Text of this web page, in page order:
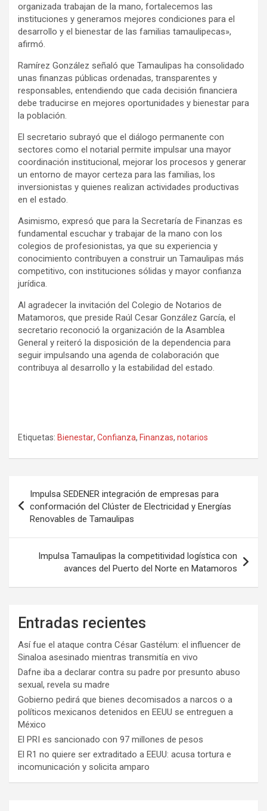
organizada trabajan de la mano, fortalecemos las
instituciones y generamos mejores condiciones para el
desarrollo y el bienestar de las familias tamaulipecas»,
afirmó.
Ramírez González señaló que Tamaulipas ha consolidado
unas finanzas públicas ordenadas, transparentes y
responsables, entendiendo que cada decisión financiera
debe traducirse en mejores oportunidades y bienestar para
la población.
El secretario subrayó que el diálogo permanente con
sectores como el notarial permite impulsar una mayor
coordinación institucional, mejorar los procesos y generar
un entorno de mayor certeza para las familias, los
inversionistas y quienes realizan actividades productivas
en el estado.
Asimismo, expresó que para la Secretaría de Finanzas es
fundamental escuchar y trabajar de la mano con los
colegios de profesionistas, ya que su experiencia y
conocimiento contribuyen a construir un Tamaulipas más
competitivo, con instituciones sólidas y mayor confianza
jurídica.
Al agradecer la invitación del Colegio de Notarios de
Matamoros, que preside Raúl Cesar González García, el
secretario reconoció la organización de la Asamblea
General y reiteró la disposición de la dependencia para
seguir impulsando una agenda de colaboración que
contribuya al desarrollo y la estabilidad del estado.
Etiquetas: Bienestar, Confianza, Finanzas, notarios
de
entradas
Impulsa SEDENER integración de empresas para
conformación del Clúster de Electricidad y Energías
Renovables de Tamaulipas
Impulsa Tamaulipas la competitividad logística con
avances del Puerto del Norte en Matamoros
Entradas recientes
Así fue el ataque contra César Gastélum: el influencer de
Sinaloa asesinado mientras transmitía en vivo
Dafne iba a declarar contra su padre por presunto abuso
sexual, revela su madre
Gobierno pedirá que bienes decomisados a narcos o a
políticos mexicanos detenidos en EEUU se entreguen a
México
El PRI es sancionado con 97 millones de pesos
El R1 no quiere ser extraditado a EEUU: acusa tortura e
incomunicación y solicita amparo